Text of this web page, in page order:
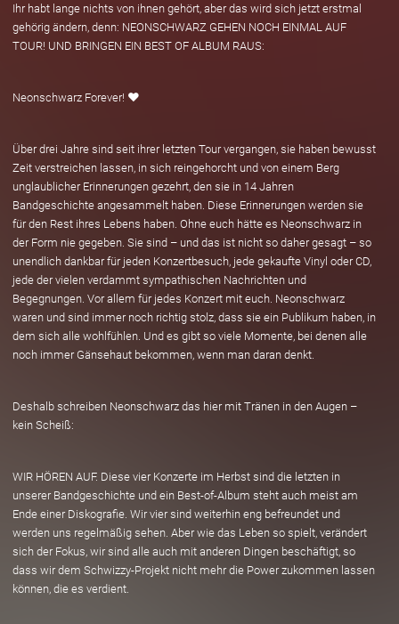
Ihr habt lange nichts von ihnen gehört, aber das wird sich jetzt erstmal
gehörig ändern, denn: NEONSCHWARZ GEHEN NOCH EINMAL AUF
TOUR! UND BRINGEN EIN BEST OF ALBUM RAUS:
Neonschwarz Forever! ❤️
Über drei Jahre sind seit ihrer letzten Tour vergangen, sie haben bewusst
Zeit verstreichen lassen, in sich reingehorcht und von einem Berg
unglaublicher Erinnerungen gezehrt, den sie in 14 Jahren
Bandgeschichte angesammelt haben. Diese Erinnerungen werden sie
für den Rest ihres Lebens haben. Ohne euch hätte es Neonschwarz in
der Form nie gegeben. Sie sind – und das ist nicht so daher gesagt – so
unendlich dankbar für jeden Konzertbesuch, jede gekaufte Vinyl oder CD,
jede der vielen verdammt sympathischen Nachrichten und
Begegnungen. Vor allem für jedes Konzert mit euch. Neonschwarz
waren und sind immer noch richtig stolz, dass sie ein Publikum haben, in
dem sich alle wohlfühlen. Und es gibt so viele Momente, bei denen alle
noch immer Gänsehaut bekommen, wenn man daran denkt.
Deshalb schreiben Neonschwarz das hier mit Tränen in den Augen –
kein Scheiß:
WIR HÖREN AUF. Diese vier Konzerte im Herbst sind die letzten in
unserer Bandgeschichte und ein Best-of-Album steht auch meist am
Ende einer Diskografie. Wir vier sind weiterhin eng befreundet und
werden uns regelmäßig sehen. Aber wie das Leben so spielt, verändert
sich der Fokus, wir sind alle auch mit anderen Dingen beschäftigt, so
dass wir dem Schwizzy-Projekt nicht mehr die Power zukommen lassen
können, die es verdient.